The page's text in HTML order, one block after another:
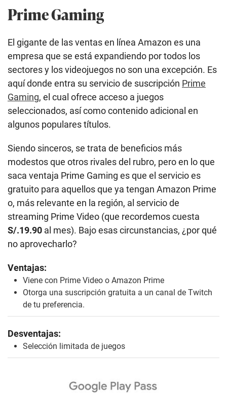
seleccionados, así como contenido adicional en
Siendo sinceros, se trata de beneficios más
modestos que otros rivales del rubro, pero en lo que
saca ventaja Prime Gaming es que el servicio es
gratuito para aquellos que ya tengan Amazon Prime
o, más relevante en la región, al servicio de
streaming Prime Video (que recordemos cuesta
no aprovecharlo?
Ventajas:
Viene con Prime Video o Amazon Prime
Otorga una suscripción gratuita a un canal de Twitch
de tu preferencia.
Desventajas: